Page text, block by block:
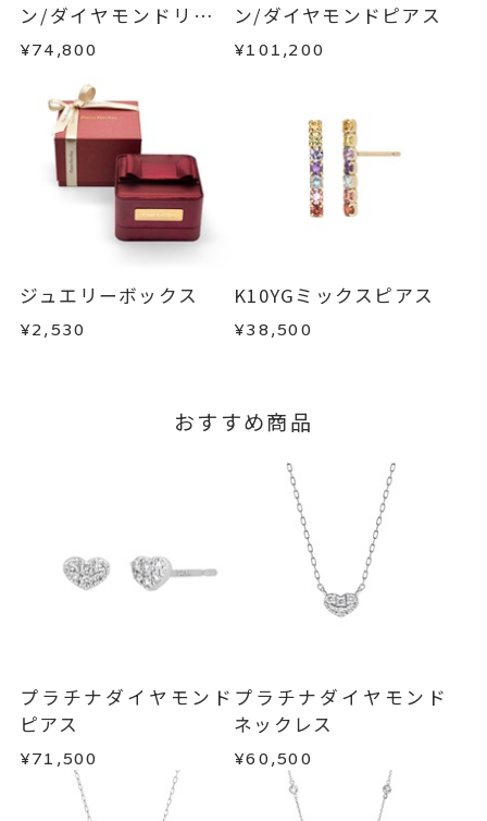
カラーストーン
刻印
内を目安に発送いたします。
・受注生産となる場合： 商品ページに記載のある
目安日数を頂戴し、一から製作いたします。
※お急ぎの方はご注文前にお問い合わせくださ
い。事前に現在の納期状況を確認いたします。
お届け予定日はご注文から2営業日以内にメールに
てご案内いたします。
・お客さまのお手元で傷や汚れが発生した商品
・到着後ご連絡無く7日以上経過した商品
・販売期間が限定されている商品
・過度な交換・返品を繰り返している場合
商品の品質には万全を期しておりますが、万が一
不良品の場合、またはご注文のお品と異なる場合
は、早急に商品を交換させていただきます。
お手数ですが商品到着後7日間以内に、お電話また
はお問い合わせフォームよりご連絡ください。
この場合の返送料は弊社にて負担いたしますの
で、着払いにてご返送ください。
ン/ダイヤモンドリバー
シブルネックレス
¥74,800
ン/ダイヤモンドピアス
¥101,200
ジュエリーボックス
¥2,530
K10YGミックスピアス
¥38,500
おすすめ商品
プラチナダイヤモンド
ピアス
¥71,500
プラチナダイヤモンド
ネックレス
¥60,500